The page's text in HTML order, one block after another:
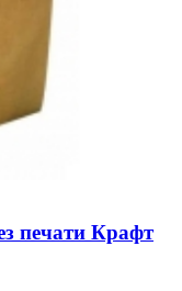
печати Крафт